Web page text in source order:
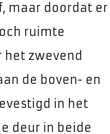
maar doordat er
ruimte
het zwevend
de boven- en
in het
deur in beide